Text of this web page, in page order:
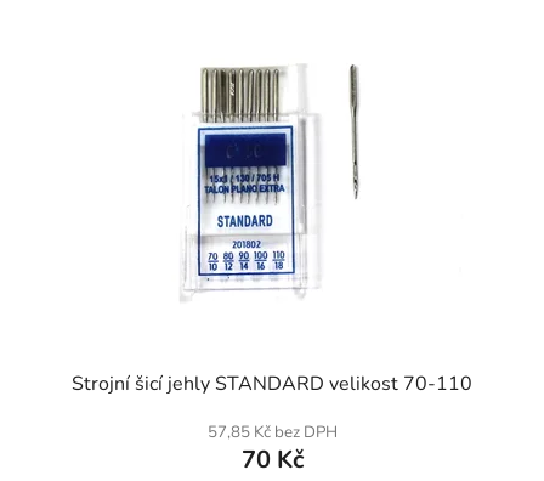
Strojní šicí jehly STANDARD velikost 70-110
57,85 Kč bez DPH
70 Kč